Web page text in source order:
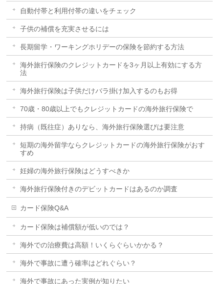
自動付帯と利用付帯の違いをチェック
子供の補償を充実させるには
長期留学・ワーキングホリデーの保険を節約する方法
海外旅行保険のクレジットカードを3ヶ月以上有効にする方
法
海外旅行保険は子供だけバラ掛け加入するのもお得
70歳・80歳以上でもクレジットカードの海外旅行保険で
持病（既往症）ありなら、海外旅行保険選びは要注意
短期の海外留学ならクレジットカードの海外旅行保険がおす
すめ
妊婦の海外旅行保険はどうすべきか
海外旅行保険付きのデビットカードはあるのか調査
カード保険Q&A
カード保険は補償額が低いのでは？
海外での治療費は高額！いくらぐらいかかる？
海外で事故に遭う確率はどれぐらい？
海外で事故にあった実例が知りたい